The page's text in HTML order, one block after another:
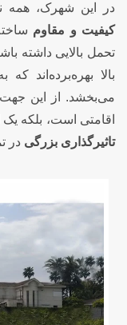
در این شهرک، همه
کیفیت و مقاوم
تحمل بالایی داشته
بالا بهره‌برده‌اند
می‌بخشد. از این
اقامتی است، بلکه
تاثیرگذاری بزرگی در